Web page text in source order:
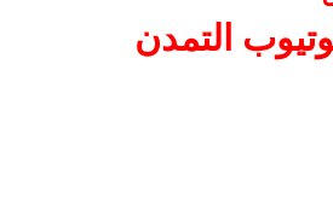
التمدن